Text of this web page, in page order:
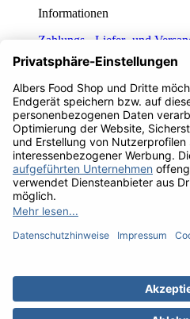
Informationen
Zahlungs-, Liefer- und
Daten­schutz­er­klä­rung
Unsere AGB
Fragen und Antworten
Häufig gestellte Fragen
Service
Impressum
Widerrufsrecht
Cookie-Einstellungen